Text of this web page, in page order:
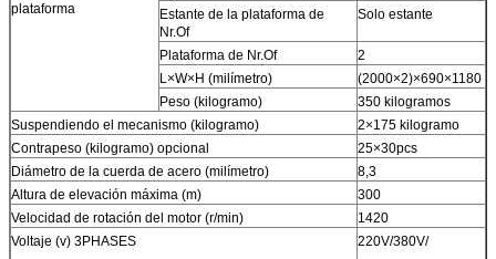
plataforma
Estante de la plataforma de
Nr.Of
Solo estante
Plataforma de Nr.Of
2
L×W×H (milímetro)
(2000×2)×690×1180
Peso (kilogramo)
350 kilogramos
Suspendiendo el mecanismo (kilogramo)
2×175 kilogramo
Contrapeso (kilogramo) opcional
25×30pcs
Diámetro de la cuerda de acero (milímetro)
8,3
Altura de elevación máxima (m)
300
Velocidad de rotación del motor (r/min)
1420
Voltaje (v) 3PHASES
220V/380V/